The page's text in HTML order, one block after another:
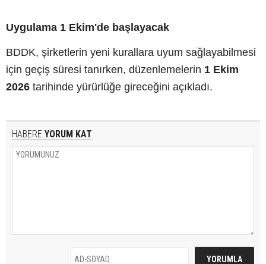
Uygulama 1 Ekim'de başlayacak
BDDK, şirketlerin yeni kurallara uyum sağlayabilmesi
için geçiş süresi tanırken, düzenlemelerin 1 Ekim
2026 tarihinde yürürlüğe gireceğini açıkladı.
HABERE YORUM KAT